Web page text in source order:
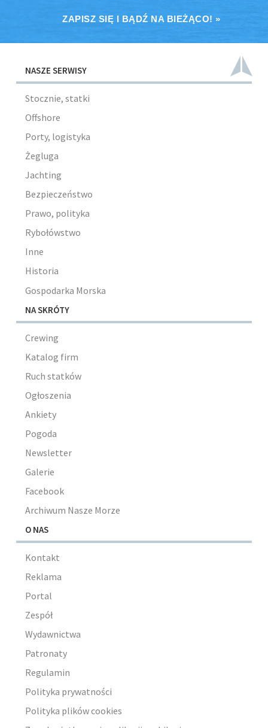
ZAPISZ SIĘ I BĄDŹ NA BIEŻĄCO! »
NASZE SERWISY
Stocznie, statki
Offshore
Porty, logistyka
Żegluga
Jachting
Bezpieczeństwo
Prawo, polityka
Rybołówstwo
Inne
Historia
Gospodarka Morska
NA SKRÓTY
Crewing
Katalog firm
Ruch statków
Ogłoszenia
Ankiety
Pogoda
Newsletter
Galerie
Facebook
Archiwum Nasze Morze
O NAS
Kontakt
Reklama
Portal
Zespół
Wydawnictwa
Patronaty
Regulamin
Polityka prywatności
Polityka plików cookies